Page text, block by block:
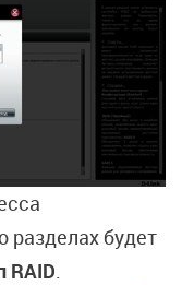
разделах будет
RAID.